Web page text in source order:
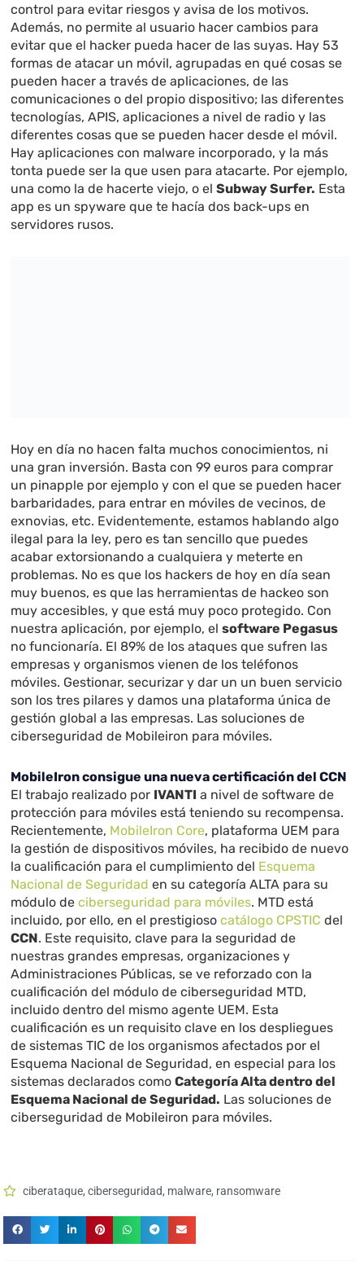
control para evitar riesgos y avisa de los motivos.
Además, no permite al usuario hacer cambios para
evitar que el hacker pueda hacer de las suyas. Hay 53
formas de atacar un móvil, agrupadas en qué cosas se
pueden hacer a través de aplicaciones, de las
comunicaciones o del propio dispositivo; las diferentes
tecnologías, APIS, aplicaciones a nivel de radio y las
diferentes cosas que se pueden hacer desde el móvil.
Hay aplicaciones con malware incorporado, y la más
tonta puede ser la que usen para atacarte. Por ejemplo,
una como la de hacerte viejo, o elSubway Surfer. Esta
app es un spyware que te hacía dos back-ups en
servidores rusos.
Hoy en día no hacen falta muchos conocimientos, ni
una gran inversión. Basta con 99 euros para comprar
un pinapple por ejemplo y con el que se pueden hacer
barbaridades, para entrar en móviles de vecinos, de
exnovias, etc. Evidentemente, estamos hablando algo
ilegal para la ley, pero es tan sencillo que puedes
acabar extorsionando a cualquiera y meterte en
problemas. No es que los hackers de hoy en día sean
muy buenos, es que las herramientas de hackeo son
muy accesibles, y que está muy poco protegido. Con
nuestra aplicación, por ejemplo, elsoftware Pegasus
no funcionaría. El 89% de los ataques que sufren las
empresas y organismos vienen de los teléfonos
móviles. Gestionar, securizar y dar un un buen servicio
son los tres pilares y damos una plataforma única de
gestión global a las empresas. Las soluciones de
ciberseguridad de Mobileiron para móviles.
MobileIron consigue una nueva certificación del CCN
El trabajo realizado por IVANTI a nivel de software de
protección para móviles está teniendo su recompensa.
Recientemente, MobileIron Core, plataforma UEM para
la gestión de dispositivos móviles, ha recibido de nuevo
la cualificación para el cumplimiento del Esquema
Nacional de Seguridad en su categoría ALTA para su
módulo deciberseguridad para móviles. MTD está
incluido, por ello, en el prestigiosocatálogo CPSTIC del
CCN. Este requisito, clave para la seguridad de
nuestras grandes empresas, organizaciones y
Administraciones Públicas, se ve reforzado con la
cualificación del módulo de ciberseguridad MTD,
incluido dentro del mismo agente UEM. Esta
cualificación es un requisito clave en los despliegues
de sistemas TIC de los organismos afectados por el
Esquema Nacional de Seguridad, en especial para los
sistemas declarados comoCategoría Alta dentro del
Esquema Nacional de Seguridad. Las soluciones de
ciberseguridad de Mobileiron para móviles.
ciberataque,ciberseguridad, malware, ransomware